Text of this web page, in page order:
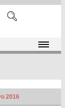
2016